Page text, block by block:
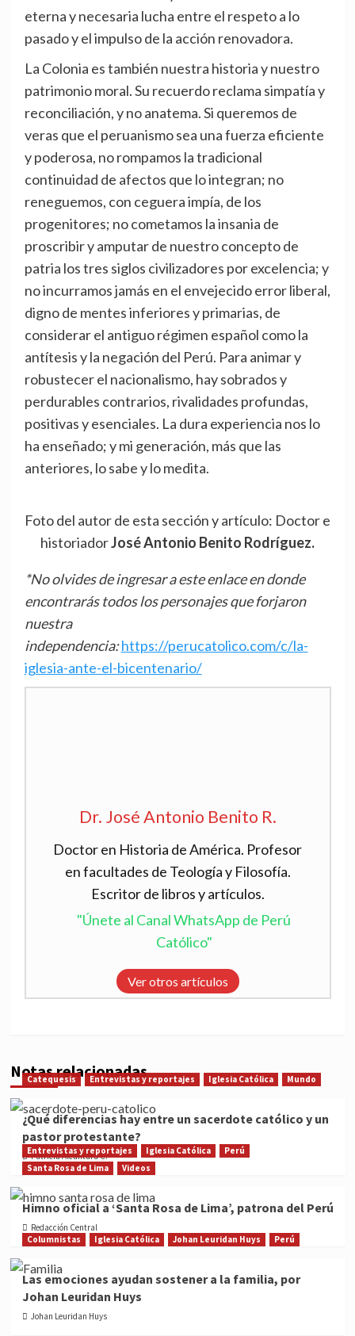
eterna y necesaria lucha entre el respeto a lo
pasado y el impulso de la acción renovadora.
La Colonia es también nuestra historia y nuestro
patrimonio moral. Su recuerdo reclama simpatía y
reconciliación, y no anatema. Si queremos de
veras que el peruanismo sea una fuerza eficiente
y poderosa, no rompamos la tradicional
continuidad de afectos que lo integran; no
reneguemos, con ceguera impía, de los
progenitores; no cometamos la insania de
proscribir y amputar de nuestro concepto de
patria los tres siglos civilizadores por excelencia; y
no incurramos jamás en el envejecido error liberal,
digno de mentes inferiores y primarias, de
considerar el antiguo régimen español como la
antítesis y la negación del Perú. Para animar y
robustecer el nacionalismo, hay sobrados y
perdurables contrarios, rivalidades profundas,
positivas y esenciales. La dura experiencia nos lo
ha enseñado; y mi generación, más que las
anteriores, lo sabe y lo medita.
Foto del autor de esta sección y artículo: Doctor e
historiadorJosé Antonio Benito Rodríguez.
*No olvides de ingresar a este enlace en donde
encontrarás todos los personajes que forjaron
nuestra
independencia:https://perucatolico.com/c/la-
iglesia-ante-el-bicentenario/
Dr. José Antonio Benito R.
Doctor en Historia de América. Profesor
en facultades de Teología y Filosofía.
Escritor de libros y artículos.
"Únete al Canal WhatsApp de Perú
Católico"
Ver otros artículos
Notas relacionadas
Catequesis Entrevistas y reportajes Iglesia Católica Mundo
¿Qué diferencias hay entre un sacerdote católico y un
pastor protestante?
Patricia Alcántara C.
Entrevistas y reportajes Iglesia Católica
Perú
Santa Rosa de Lima
Videos
Himno oficial a ‘Santa Rosa de Lima’, patrona del Perú
Redacción Central
Columnistas
Iglesia Católica Johan Leuridan Huys Perú
Las emociones ayudan sostener a la familia, por
Johan Leuridan Huys
Johan Leuridan Huys